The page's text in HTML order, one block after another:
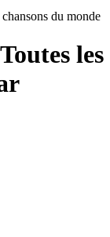
du monde
les